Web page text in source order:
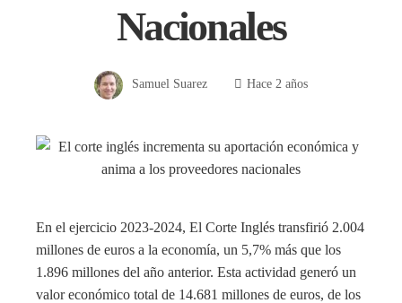
Nacionales
Samuel Suarez Hace 2 años
En el ejercicio 2023-2024, El Corte Inglés transfirió 2.004
millones de euros a la economía, un 5,7% más que los
1.896 millones del año anterior. Esta actividad generó un
valor económico total de 14.681 millones de euros, de los